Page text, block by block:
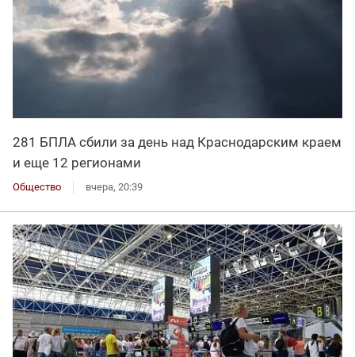
281 БПЛА сбили за день над Краснодарским краем
и еще 12 регионами
Общество вчера, 20:39